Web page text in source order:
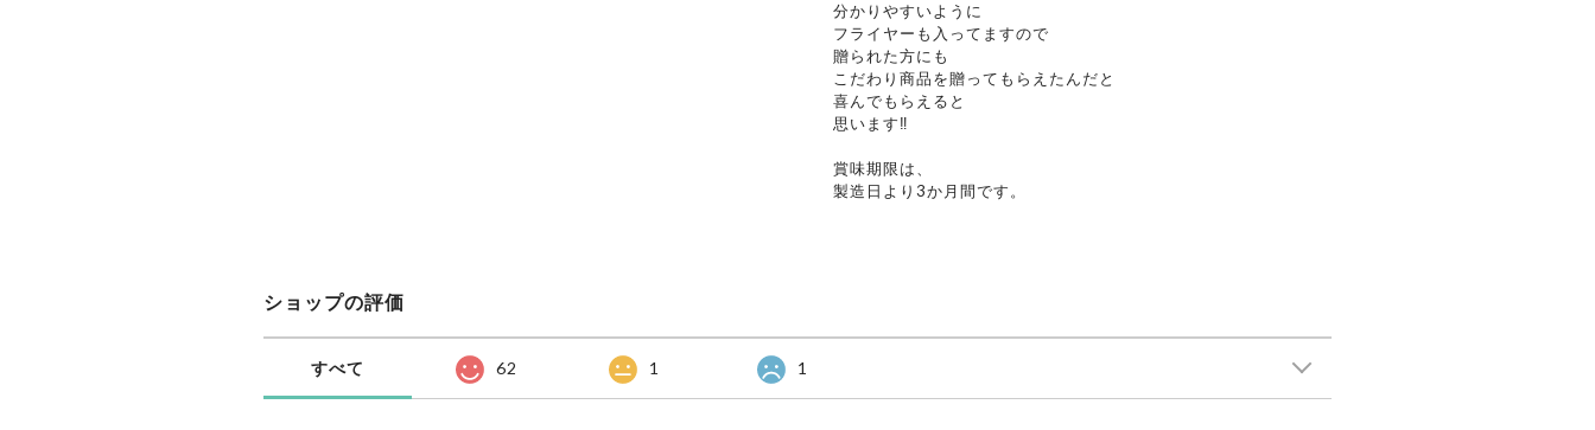
分かりやすいように
フライヤーも入ってますので
贈られた方にも
こだわり商品を贈ってもらえたんだと
喜んでもらえると
思います‼️
賞味期限は、
製造日より3か月間です。
ショップの評価
すべて 62 1 1